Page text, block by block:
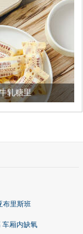
被列入佛家七宝
布里斯班
车厢内缺氧